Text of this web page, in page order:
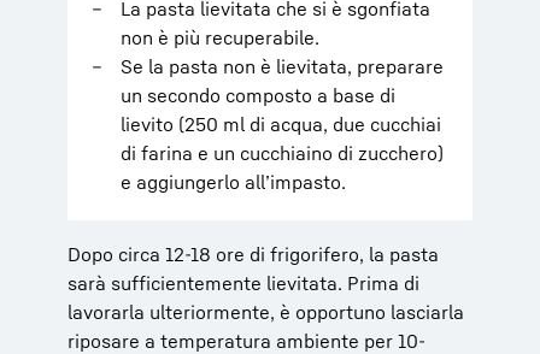
La pasta lievitata che si è sgonfiata
non è più recuperabile.
Se la pasta non è lievitata, preparare
un secondo composto a base di
lievito (250 ml di acqua, due cucchiai
di farina e un cucchiaino di zucchero)
e aggiungerlo all’impasto.
Dopo circa 12-18 ore di frigorifero, la pasta
sarà sufficientemente lievitata. Prima di
lavorarla ulteriormente, è opportuno lasciarla
riposare a temperatura ambiente per 10-